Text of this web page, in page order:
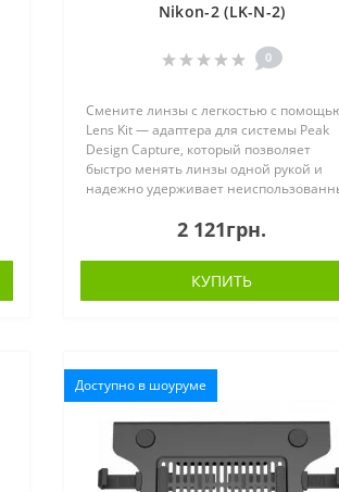
Nikon-2 (LK-N-2)
0
Смените линзы с легкостью с
Lens Kit — адаптера для системы Peak
Design Capture, который позволяет
быстро менять линзы одной рукой и
надежно удерживает
двух объективов на любой лямке
2 121грн.
КУПИТЬ
Доступно в шоуруме